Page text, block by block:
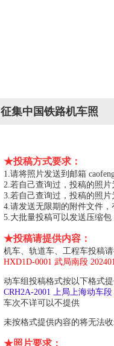
征集中国铁路机车照
★投稿方式要求：
1.请将照片发送到邮箱
2.若自己查询过，投稿的照
3.若自己查询过，投稿的照
4.请发送无限期的附件文件
5.大批量投稿可以发送压缩
★投稿请提供内容：
机车、轨道车、工程车投稿
HXD1D-0001 武局南段
动车组投稿格式按以下格式
CRH2A-2001 上局上海动车
车次不详可以不提供
未按格式提供内容的将无法
★照片要求：